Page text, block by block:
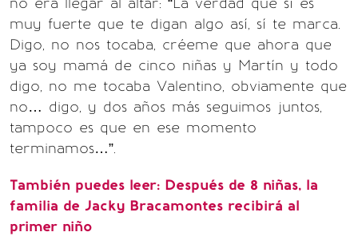
muy fuerte que te digan algo así, sí te marca.
Digo, no nos tocaba, créeme que ahora que
ya soy mamá de cinco niñas y Martín y todo
digo, no me tocaba Valentino, obviamente que
no… digo, y dos años más seguimos juntos,
tampoco es que en ese momento
terminamos…”.
También puedes leer: Después de 8 niñas, la
familia de Jacky Bracamontes recibirá al
primer niño